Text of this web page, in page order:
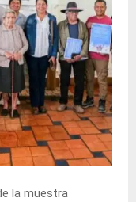
la muestra